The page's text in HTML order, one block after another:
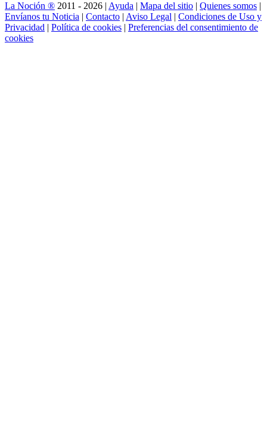
La Noción ® 2011 - 2026 | Ayuda | Mapa del sitio | Quienes somos |
Envíanos tu Noticia | Contacto | Aviso Legal | Condiciones de Uso y
Privacidad | Política de cookies | Preferencias del consentimiento de
cookies